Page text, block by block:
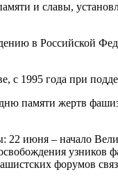
и славы,
в Российской
1995 года при
памяти жертв
июня – начало
узников
форумов